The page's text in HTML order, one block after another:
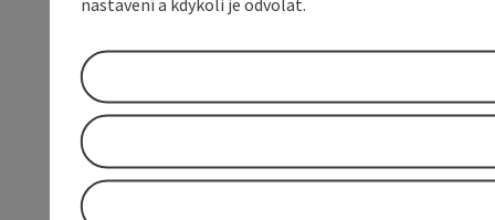
nastavení a kdykoli je odvolat.